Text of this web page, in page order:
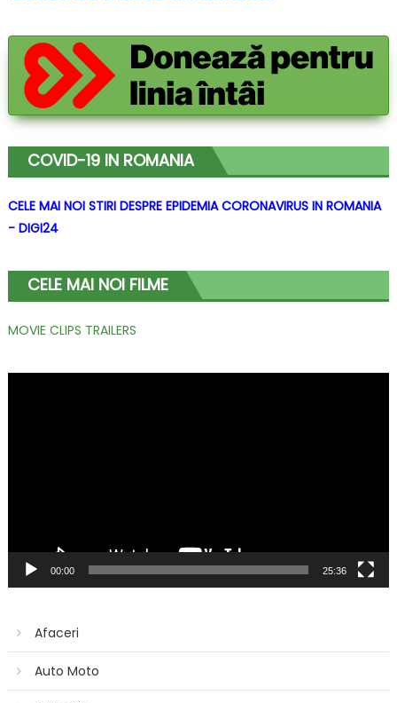
COVID-19 IN ROMANIA
CELE MAI NOI STIRI DESPRE EPIDEMIA CORONAVIRUS IN ROMANIA
- DIGI24
CELE MAI NOI FILME
MOVIE CLIPS TRAILERS
00:00 25:36
Afaceri
Auto Moto